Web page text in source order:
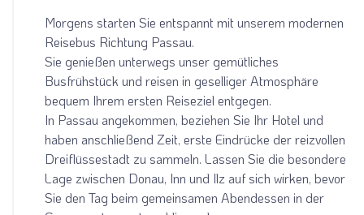
Facebook
Twitter
WhatsApp
Telegram
Morgens starten Sie entspannt mit unserem modernen
Reisebus Richtung Passau.
Sie genießen unterwegs unser gemütliches
Busfrühstück und reisen in geselliger Atmosphäre
bequem Ihrem ersten Reiseziel entgegen.
In Passau angekommen, beziehen Sie Ihr Hotel und
haben anschließend Zeit, erste Eindrücke der reizvollen
Dreiflüssestadt zu sammeln. Lassen Sie die besondere
Lage zwischen Donau, Inn und Ilz auf sich wirken, bevor
Sie den Tag beim gemeinsamen Abendessen in der